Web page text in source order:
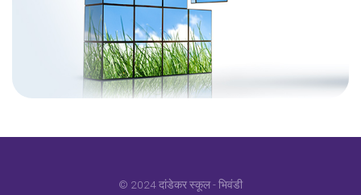
© 2024 दांडेकर स्कूल - भिवंडी